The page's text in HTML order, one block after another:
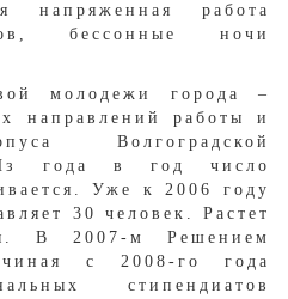
напряженная работа
бессонные ночи
молодежи города –
направлений работы и
Волгоградской
года в год число
Уже к 2006 году
30 человек. Растет
В 2007-м Решением
с 2008-го года
стипендиатов